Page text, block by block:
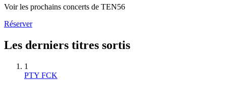
Voir les prochains concerts de TEN56
Réserver
Les derniers titres sortis
1
PTY FCK